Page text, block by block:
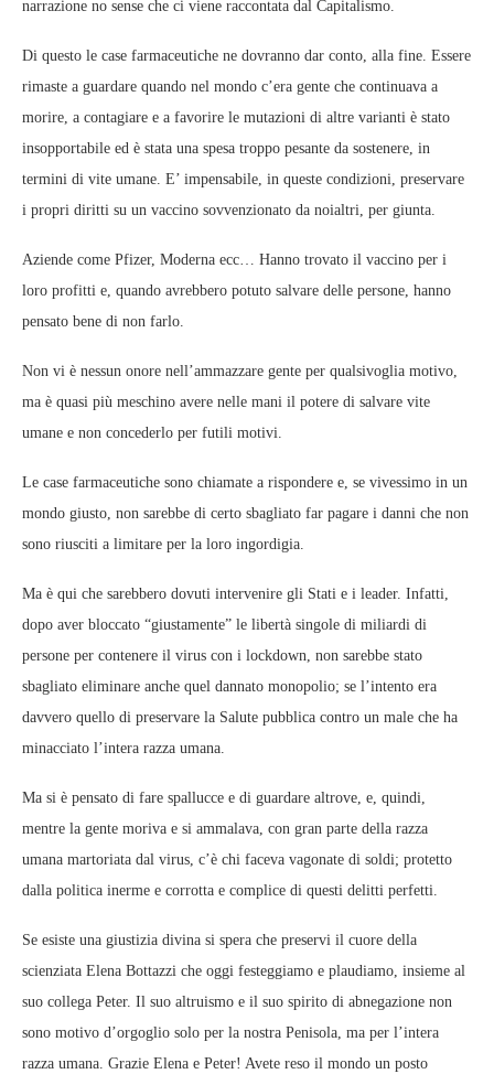
narrazione no sense che ci viene raccontata dal Capitalismo.
Di questo le case farmaceutiche ne dovranno dar conto, alla fine. Essere
rimaste a guardare quando nel mondo c’era gente che continuava a
morire, a contagiare e a favorire le mutazioni di altre varianti è stato
insopportabile ed è stata una spesa troppo pesante da sostenere, in
termini di vite umane. E’ impensabile, in queste condizioni, preservare
i propri diritti su un vaccino sovvenzionato da noialtri, per giunta.
Aziende come Pfizer, Moderna ecc… Hanno trovato il vaccino per i
loro profitti e, quando avrebbero potuto salvare delle persone, hanno
pensato bene di non farlo.
Non vi è nessun onore nell’ammazzare gente per qualsivoglia motivo,
ma è quasi più meschino avere nelle mani il potere di salvare vite
umane e non concederlo per futili motivi.
Le case farmaceutiche sono chiamate a rispondere e, se vivessimo in un
mondo giusto, non sarebbe di certo sbagliato far pagare i danni che non
sono riusciti a limitare per la loro ingordigia.
Ma è qui che sarebbero dovuti intervenire gli Stati e i leader. Infatti,
dopo aver bloccato “giustamente” le libertà singole di miliardi di
persone per contenere il virus con i lockdown, non sarebbe stato
sbagliato eliminare anche quel dannato monopolio; se l’intento era
davvero quello di preservare la Salute pubblica contro un male che ha
minacciato l’intera razza umana.
Ma si è pensato di fare spallucce e di guardare altrove, e, quindi,
mentre la gente moriva e si ammalava, con gran parte della razza
umana martoriata dal virus, c’è chi faceva vagonate di soldi; protetto
dalla politica inerme e corrotta e complice di questi delitti perfetti.
Se esiste una giustizia divina si spera che preservi il cuore della
scienziata Elena Bottazzi che oggi festeggiamo e plaudiamo, insieme al
suo collega Peter. Il suo altruismo e il suo spirito di abnegazione non
sono motivo d’orgoglio solo per la nostra Penisola, ma per l’intera
razza umana. Grazie Elena e Peter! Avete reso il mondo un posto